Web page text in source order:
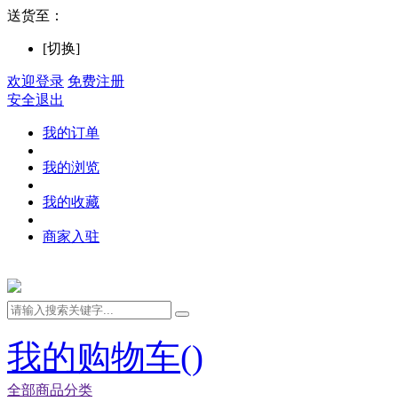
送货至：
[切换]
欢迎登录 免费注册
安全退出
我的订单
我的浏览
我的收藏
商家入驻
我的购物车()
全部商品分类